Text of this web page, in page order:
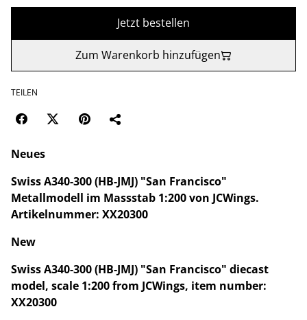
Jetzt bestellen
Zum Warenkorb hinzufügen
TEILEN
Neues
Swiss A340-300 (HB-JMJ) "San Francisco"
Metallmodell im Massstab 1:200 von JCWings.
Artikelnummer: XX20300
New
Swiss A340-300 (HB-JMJ) "San Francisco" diecast
model, scale 1:200 from JCWings, item number:
XX20300